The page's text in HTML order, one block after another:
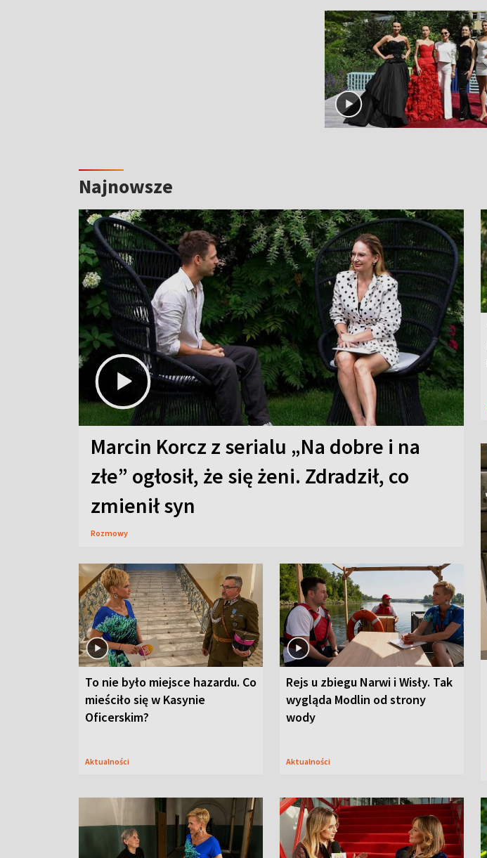
Najnowsze
Marcin Korcz z serialu „Na dobre i na
złe” ogłosił, że się żeni. Zdradził, co
zmienił syn
Rozmowy
To nie było miejsce hazardu. Co
mieściło się w Kasynie
Oficerskim?
Aktualności
Rejs u zbiegu Narwi i Wisły. Tak
wygląda Modlin od strony
wody
Aktualności